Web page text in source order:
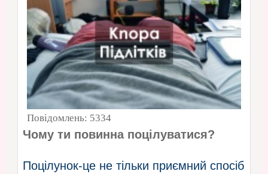
Повідомлень: 5334
Чому ти повинна поцілуватися?
Поцілунок-це не тільки приємний спосіб